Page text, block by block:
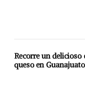
Recorre un delicioso
queso en Guanajuato